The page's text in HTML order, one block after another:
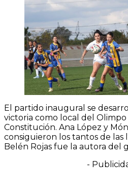
El partido inaugural se
victoria como local del Olimpo
Constitución. Ana López y
consiguieron los tantos de las
Belén Rojas fue la autora del
-